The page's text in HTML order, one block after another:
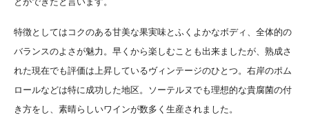
特徴としてはコクのある甘美な果実味とふくよかなボディ、全体的の
バランスのよさが魅力。早くから楽しむことも出来ましたが、熟成さ
れた現在でも評価は上昇しているヴィンテージのひとつ。右岸のポム
ロールなどは特に成功した地区。ソーテルヌでも理想的な貴腐菌の付
き方をし、素晴らしいワインが数多く生産されました。